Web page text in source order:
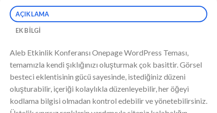
AÇIKLAMA
EK BILGI
Aleb Etkinlik Konferansı Onepage WordPress Teması,
temamızla kendi şıklığınızı oluşturmak çok basittir. Görsel
besteci eklentisinin gücü sayesinde, istediğiniz düzeni
oluşturabilir, içeriği kolaylıkla düzenleyebilir, her öğeyi
kodlama bilgisi olmadan kontrol edebilir ve yönetebilirsiniz.